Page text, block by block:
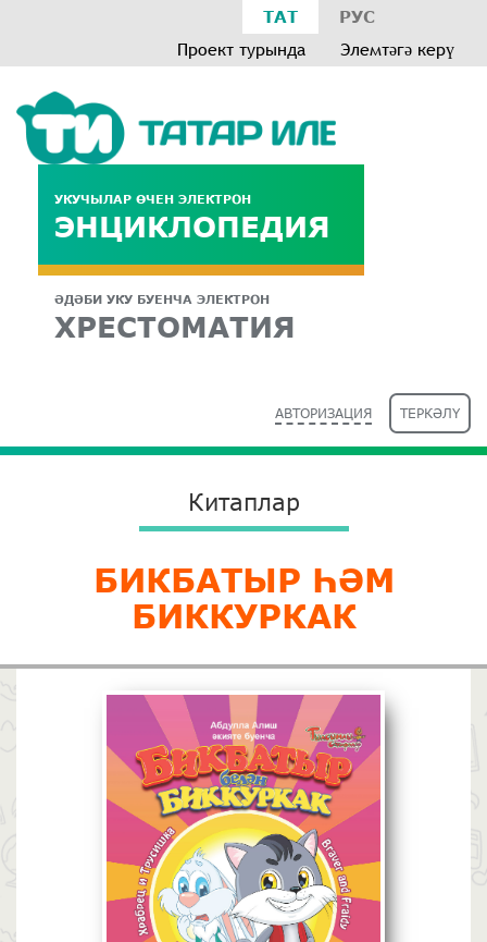
ТАТ РУС
Проект турында Элемтәгә керү
УКУЧЫЛАР ӨЧЕН ЭЛЕКТРОН
ЭНЦИКЛОПЕДИЯ
ӘДӘБИ УКУ БУЕНЧА ЭЛЕКТРОН
ХРЕСТОМАТИЯ
АВТОРИЗАЦИЯ ТЕРКӘЛҮ
Китаплар
БИКБАТЫР ҺӘМ
БИККУРКАК